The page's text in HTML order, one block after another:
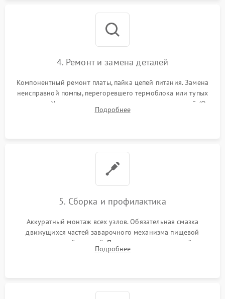
4. Ремонт и замена деталей
Компонентный ремонт платы, пайка цепей питания. Замена
неисправной помпы, перегоревшего термоблока или тупых
жерновов. Установка новых силиконовых уплотнителей (O-
ring) и тефлоновых трубок для надежного устранения
Подробнее
5. Сборка и профилактика
Аккуратный монтаж всех узлов. Обязательная смазка
движущихся частей заварочного механизма пищевой
силиконовой смазкой. Проведение программной
декальцинации и очистки системы от кофейных масел.
Подробнее